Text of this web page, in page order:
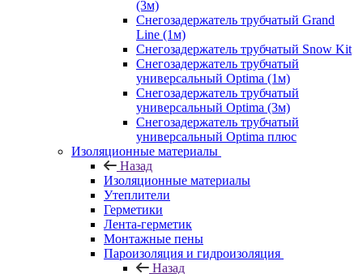
(3м)
Снегозадержатель трубчатый Grand
Line (1м)
Снегозадержатель трубчатый Snow Kit
Снегозадержатель трубчатый
универсальный Optima (1м)
Снегозадержатель трубчатый
универсальный Optima (3м)
Снегозадержатель трубчатый
универсальный Optima плюс
Изоляционные материалы
Назад
Изоляционные материалы
Утеплители
Герметики
Лента-герметик
Монтажные пены
Пароизоляция и гидроизоляция
Назад